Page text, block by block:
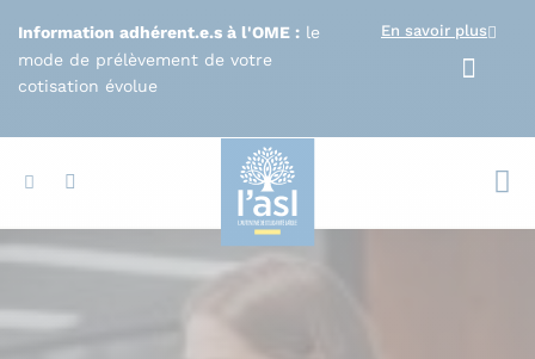
Information adhérent.e.s à l'OME : le
mode de prélèvement de votre
cotisation évolue
En savoir plus